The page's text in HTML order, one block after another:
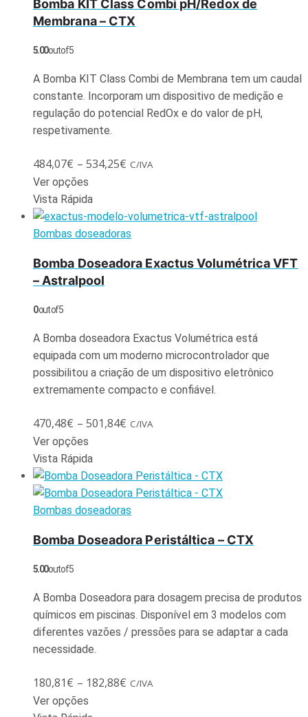
Bomba KIT Class Combi pH/Redox de
Membrana – CTX
5.00out of 5
A Bomba KIT Class Combi de Membrana tem um caudal
constante. Incorporam um dispositivo de medição e
regulação do potencial RedOx e do valor de pH,
respetivamente.
484,07€ – 534,25€ C/IVA
Ver opções
Vista Rápida
Bombas doseadoras
Bomba Doseadora Exactus Volumétrica VFT
– Astralpool
0out of 5
A Bomba doseadora Exactus Volumétrica está
equipada com um moderno microcontrolador que
possibilitou a criação de um dispositivo eletrônico
extremamente compacto e confiável.
470,48€ – 501,84€ C/IVA
Ver opções
Vista Rápida
Bombas doseadoras
Bomba Doseadora Peristáltica – CTX
5.00out of 5
A Bomba Doseadora para dosagem precisa de produtos
químicos em piscinas. Disponível em 3 modelos com
diferentes vazões / pressões para se adaptar a cada
necessidade.
180,81€ – 182,88€ C/IVA
Ver opções